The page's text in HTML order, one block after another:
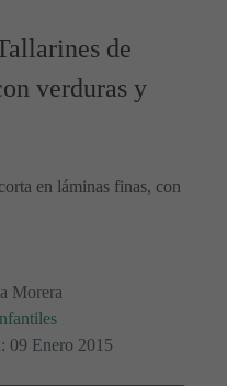
de
verduras y
en láminas finas, con
Morera
09 Enero 2015